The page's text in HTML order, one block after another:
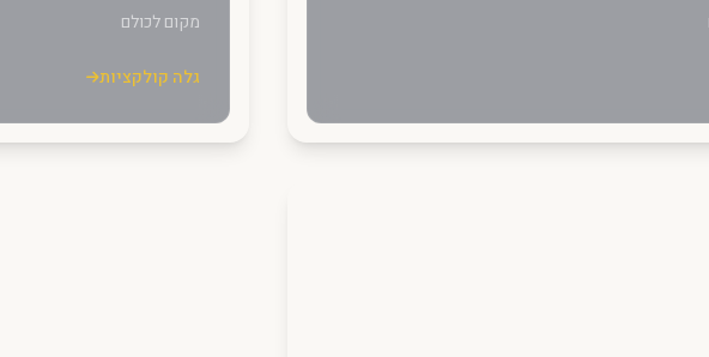
מקום לכולם
גלה קולקציות